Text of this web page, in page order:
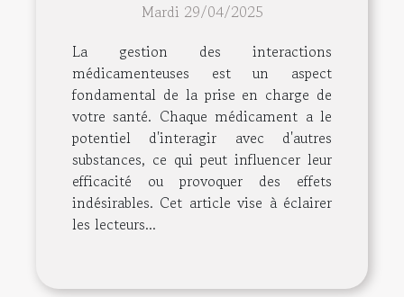
votre bien-être quotidien
Mardi 29/04/2025
La gestion des interactions
médicamenteuses est un aspect
fondamental de la prise en charge de
votre santé. Chaque médicament a le
potentiel d'interagir avec d'autres
substances, ce qui peut influencer leur
efficacité ou provoquer des effets
indésirables. Cet article vise à éclairer
les lecteurs...